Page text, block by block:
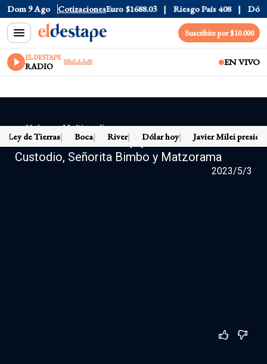
Dom 9 Ago Cotizaciones
Dólar CCL $1580.7 Euro $1688.03 Riesgo País 408
Suscribite por $10.000
EL DESTAPE
RADIO EN VIVO
Ley de Tierras Boca River Dólar hoy Javier Milei
← Volver a Multimedia
FIGURAS PATERNAS | Qué Olor con Noelia
Custodio, Señorita Bimbo y Matzorama
2023/5/3